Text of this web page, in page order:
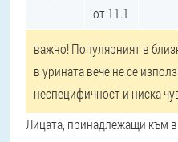
от 11.1
важно! Популярният в
в урината вече не се
неспецифичност и ниска
Лицата, принадлежащи към